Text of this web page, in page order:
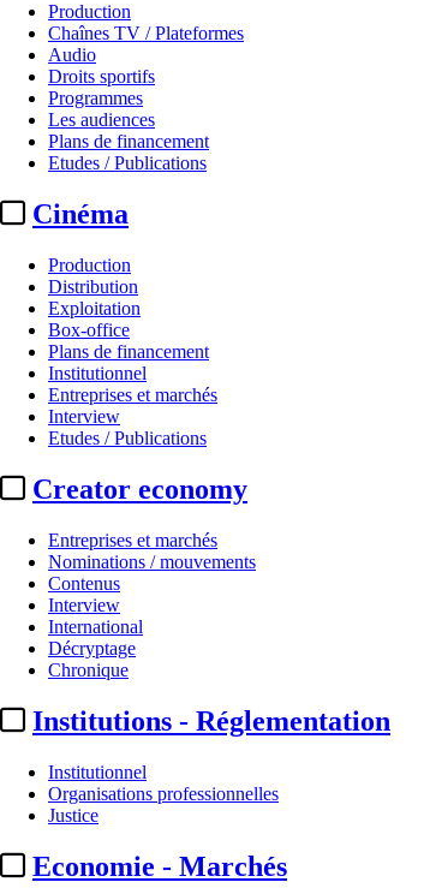
Production
Chaînes TV / Plateformes
Audio
Droits sportifs
Programmes
Les audiences
Plans de financement
Etudes / Publications
Cinéma
Production
Distribution
Exploitation
Box-office
Plans de financement
Institutionnel
Entreprises et marchés
Interview
Etudes / Publications
Creator economy
Entreprises et marchés
Nominations / mouvements
Contenus
Interview
International
Décryptage
Chronique
Institutions - Réglementation
Institutionnel
Organisations professionnelles
Justice
Economie - Marchés
Chaînes TV / Plateformes
Streaming / Mai 2026 :
Par
Christine Monfort